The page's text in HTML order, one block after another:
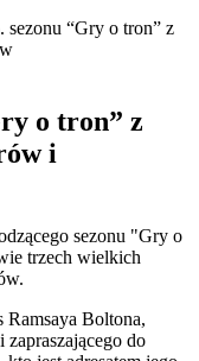
sezonu “Gry o tron” z
o tron” z
i
sezonu "Gry o
trzech wielkich
Ramsaya Boltona,
do